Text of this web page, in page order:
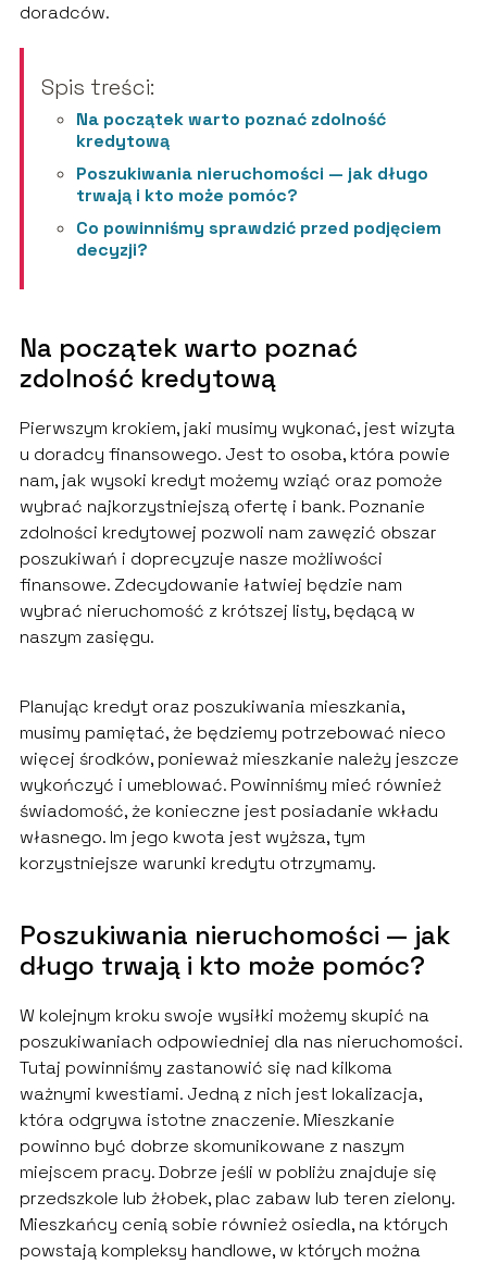
doradców.
Spis treści:
Na początek warto poznać zdolność
kredytową
Poszukiwania nieruchomości — jak długo
trwają i kto może pomóc?
Co powinniśmy sprawdzić przed podjęciem
decyzji?
Na początek warto poznać
zdolność kredytową
Pierwszym krokiem, jaki musimy wykonać, jest wizyta
u doradcy finansowego. Jest to osoba, która powie
nam, jak wysoki kredyt możemy wziąć oraz pomoże
wybrać najkorzystniejszą ofertę i bank. Poznanie
zdolności kredytowej pozwoli nam zawęzić obszar
poszukiwań i doprecyzuje nasze możliwości
finansowe. Zdecydowanie łatwiej będzie nam
wybrać nieruchomość z krótszej listy, będącą w
naszym zasięgu.
Planując kredyt oraz poszukiwania mieszkania,
musimy pamiętać, że będziemy potrzebować nieco
więcej środków, ponieważ mieszkanie należy jeszcze
wykończyć i umeblować. Powinniśmy mieć również
świadomość, że konieczne jest posiadanie wkładu
własnego. Im jego kwota jest wyższa, tym
korzystniejsze warunki kredytu otrzymamy.
Poszukiwania nieruchomości — jak
długo trwają i kto może pomóc?
W kolejnym kroku swoje wysiłki możemy skupić na
poszukiwaniach odpowiedniej dla nas nieruchomości.
Tutaj powinniśmy zastanowić się nad kilkoma
ważnymi kwestiami. Jedną z nich jest lokalizacja,
która odgrywa istotne znaczenie. Mieszkanie
powinno być dobrze skomunikowane z naszym
miejscem pracy. Dobrze jeśli w pobliżu znajduje się
przedszkole lub żłobek, plac zabaw lub teren zielony.
Mieszkańcy cenią sobie również osiedla, na których
powstają kompleksy handlowe, w których można